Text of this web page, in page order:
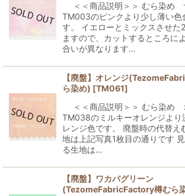
＜＜商品説明＞＞ むら染め
TM003のピンクより少し薄い色
す。 イエローとミックスさせた
ますので、カットするところに
合いが異なります…
【廃盤】オレンジ
ら染め) [TM061]
＜＜商品説明＞＞ むら染め
TM038のミルキーオレンジより
レンジ色です。 廃盤時の代替え
地は上記写真1枚目の通りです
る生地は…
【廃盤】ワカバグリーン
(TezomeFabricFactory樽むら